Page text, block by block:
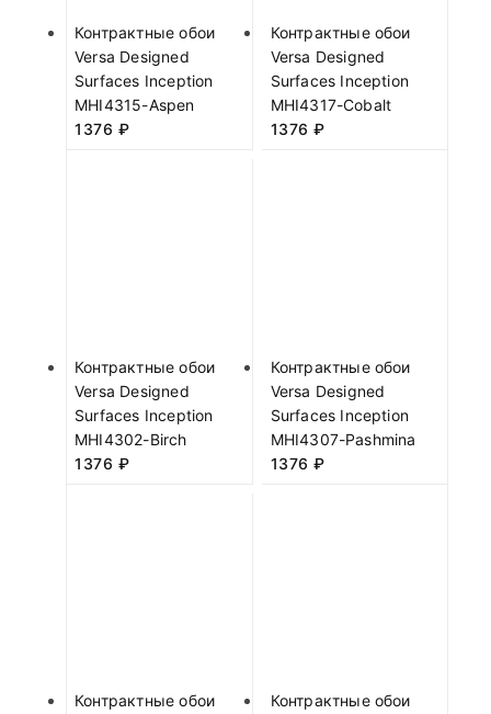
Контрактные обои
Versa Designed
Surfaces Inception
MHI4315-Aspen
1376 ₽
Контрактные обои
Versa Designed
Surfaces Inception
MHI4317-Cobalt
1376 ₽
Контрактные обои
Versa Designed
Surfaces Inception
MHI4302-Birch
1376 ₽
Контрактные обои
Versa Designed
Surfaces Inception
MHI4307-Pashmina
1376 ₽
Контрактные обои
Контрактные обои